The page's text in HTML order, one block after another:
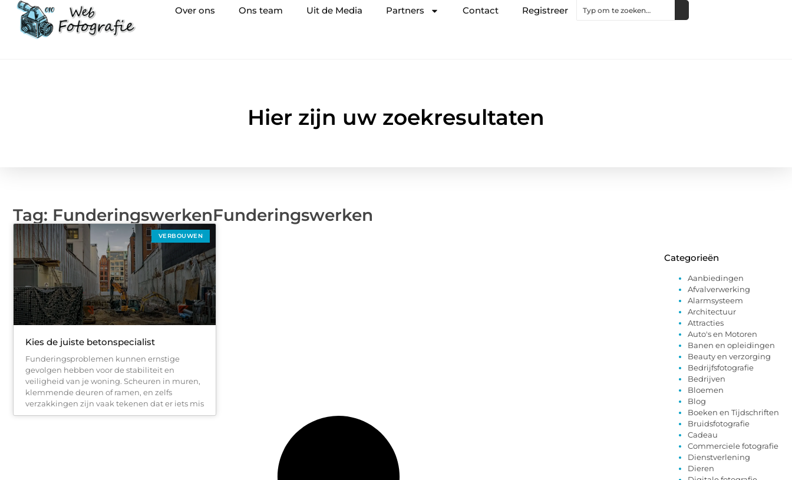
Over ons Ons team Uit de Media Partners Contact Registreer
Hier zijn uw zoekresultaten
Tag: FunderingswerkenFunderingswerken
VERBOUWEN
Kies de juiste betonspecialist
Funderingsproblemen kunnen ernstige
gevolgen hebben voor de stabiliteit en
veiligheid van je woning. Scheuren in muren,
klemmende deuren of ramen, en zelfs
verzakkingen zijn vaak tekenen dat er iets mis
Categorieën
Aanbiedingen
Afvalverwerking
Alarmsysteem
Architectuur
Attracties
Auto's en Motoren
Banen en opleidingen
Beauty en verzorging
Bedrijfsfotografie
Bedrijven
Bloemen
Blog
Boeken en Tijdschriften
Bruidsfotografie
Cadeau
Commerciele fotografie
Dienstverlening
Dieren